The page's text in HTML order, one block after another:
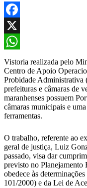
Facebook
X
WhatsApp
Vistoria realizada pelo
Centro de Apoio
Probidade Administrativa
prefeituras e câmaras de
maranhenses possuem
câmaras municipais e
ferramentas.
O trabalho, referente ao
geral de justiça, Luiz
passado, visa dar
previsto no
obedece às
101/2000) e da Lei de